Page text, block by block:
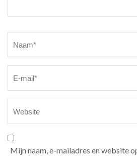
Mijn naam, e-mailadres en website